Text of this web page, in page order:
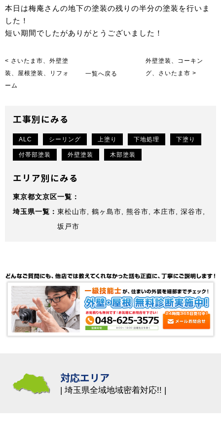
本日は梅庵さんの地下の塗装の残りの半分の塗装を行いま
した！
短い期間でしたがありがとうございました！
< さいたま市、外壁塗
装、屋根塗装、リフォ
ーム
外壁塗装、コーキン
グ、さいたま市 >
一覧へ戻る
工事別にみる
ALC シーリング 上塗り 下地処理 下塗り
付帯部塗装 外壁塗装 木部塗装
エリア別にみる
東京都文京区
埼玉県
東松山市 鶴ヶ島市 熊谷市 本庄市
深谷市
坂戸市
対応エリア
埼玉県全域地域密着対応!!